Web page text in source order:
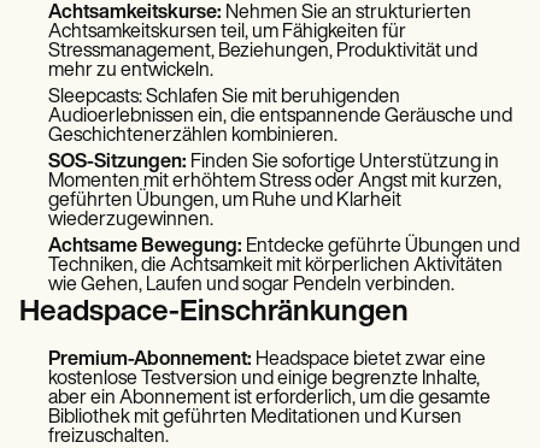
Achtsamkeitskurse: Nehmen Sie an strukturierten
Achtsamkeitskursen teil, um Fähigkeiten für
Stressmanagement, Beziehungen, Produktivität und
mehr zu entwickeln.
Sleepcasts: Schlafen Sie mit beruhigenden
Audioerlebnissen ein, die entspannende Geräusche und
Geschichtenerzählen kombinieren.
SOS-Sitzungen: Finden Sie sofortige Unterstützung in
Momenten mit erhöhtem Stress oder Angst mit kurzen,
geführten Übungen, um Ruhe und Klarheit
wiederzugewinnen.
Achtsame Bewegung: Entdecke geführte Übungen und
Techniken, die Achtsamkeit mit körperlichen Aktivitäten
wie Gehen, Laufen und sogar Pendeln verbinden.
Headspace-Einschränkungen
Premium-Abonnement: Headspace bietet zwar eine
kostenlose Testversion und einige begrenzte Inhalte,
aber ein Abonnement ist erforderlich, um die gesamte
Bibliothek mit geführten Meditationen und Kursen
freizuschalten.